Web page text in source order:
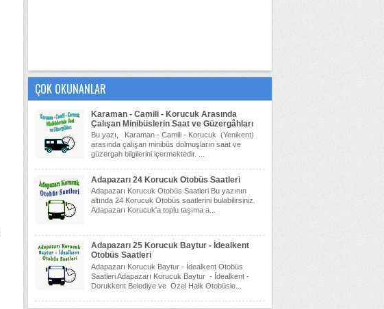
ÇOK OKUNANLAR
Karaman - Camili - Korucuk Arasında
Çalışan Minibüslerin Saat ve Güzergâhları
Bu yazı, Karaman - Camili - Korucuk (Yenikent)
arasında çalışan minibüs dolmuşların saat ve
güzergah bilgilerini içermektedir. ...
Adapazarı 24 Korucuk Otobüs Saatleri
Adapazarı Korucuk Otobüs Saatleri Bu yazının
altında 24 Korucuk Otobüs saatlerini bulabilirsiniz.
Adapazarı Korucuk'a toplu taşıma a...
Adapazarı 25 Korucuk Baytur - İdealkent
Otobüs Saatleri
Adapazarı Korucuk Baytur - İdealkent Otobüs
Saatleri Adapazarı Korucuk Baytur - İdealkent -
Dorukkent Belediye ve Özel Halk Otobüsle...